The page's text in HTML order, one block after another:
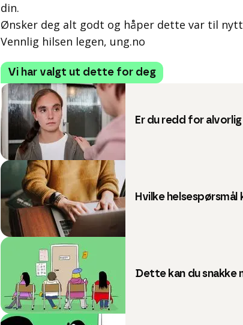
din.
Ønsker deg alt godt og håper dette var til
Vennlig hilsen legen, ung.no
Vi har valgt ut dette for deg
Er du redd for
Hvilke helsespørsmål
Dette kan du snakke